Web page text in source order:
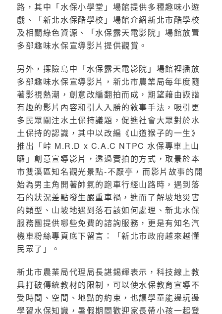
路，其中「水保小學堂」場館提供多種趣味小遊
戲、「新北水保酷學校」場館介紹新北市酷學校
及相關綠色資源、「水保露天電影院」場館放置
多部趣味水保宣導影片提供觀賞。
另外，探險島中「水保露天電影院」場館裡播放
多部趣味水保宣導影片，新北市農業局每年度隨
著影視熱潮，創意改編翻拍而成，期望藉由詼諧
有趣的影片內容和引人入勝的敘事手法，吸引更
多民眾關注水土保持議題，促進社會大眾對於水
土保持的認識，其中以改編《山道猴子的一生》
推出「峠 M.R.D x C.A.C NTPC 水保專車上山
囉」創意宣導影片，透過實拍的方式，取景於本
市雙溪區知名觀光景點-不厭亭，而影片故事的開
始為男主角開著帥氣的跑車行經山路時，遇到落
石的狀況差點發生嚴重車禍，進而了解坡地災害
的類型、山坡地遇到落石該如何處理、新北水保
服務團提供哪些免費的諮詢服務，更是有知名汽
機車粉絲專頁底下留言：「新北市政府越來越懂
民眾了」。
新北市農業局代理局長諶錫輝表示，科技線上教
具打破傳統教材的限制，可以使水保教育宣導不
受時間、空間、地點的約束，也讓學童能邊玩邊
學習水保知識，暑假期間歡迎家長帶小孩一起登